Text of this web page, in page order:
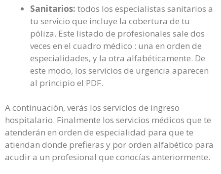
Sanitarios: todos los especialistas sanitarios a
tu servicio que incluye la cobertura de tu
póliza. Este listado de profesionales sale dos
veces en el cuadro médico : una en orden de
especialidades, y la otra alfabéticamente. De
este modo, los servicios de urgencia aparecen
al principio el PDF.
A continuación, verás los servicios de ingreso
hospitalario. Finalmente los servicios médicos que te
atenderán en orden de especialidad para que te
atiendan donde prefieras y por orden alfabético para
acudir a un profesional que conocías anteriormente.